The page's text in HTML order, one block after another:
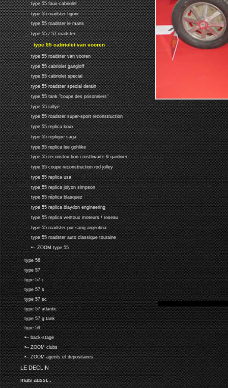
type 55 faux-cabriolet
type 55 roadster figoni
type 55 roadster le mans
type 55 / 57 roadster
type 55 cabriolet van vooren
type 55 roadster van vooren
type 55 cabriolet gangloff
type 55 cabriolet special
type 55 roadster special derain
type 55 tank "coupe des prisonniers"
type 55 rallye
type 55 roadster super-sport reconstruction
type 55 replica koux
type 55 replique saga
type 55 replica lee gohlike
type 55 reconstruction crosthwaite & gardiner
type 55 coupe reconstruction rod jolley
type 55 replica usa
type 55 replica jolyon simpson
type 55 réplica blasquez
type 55 replica blaydon engineering
type 55 replica ventoux moteurs / roseau
type 55 roadster pur sang argentina
type 55 roadster auto classique touraine
•-- ZOOM type 55
type 56
type 57
type 57 c
type 57 s
type 57 sc
type 57 atlantic
type 57 g tank
type 59
•-- back-stage
•-- ZOOM clubs
•-- ZOOM agents et depositaires
LE DECLIN
mais aussi...